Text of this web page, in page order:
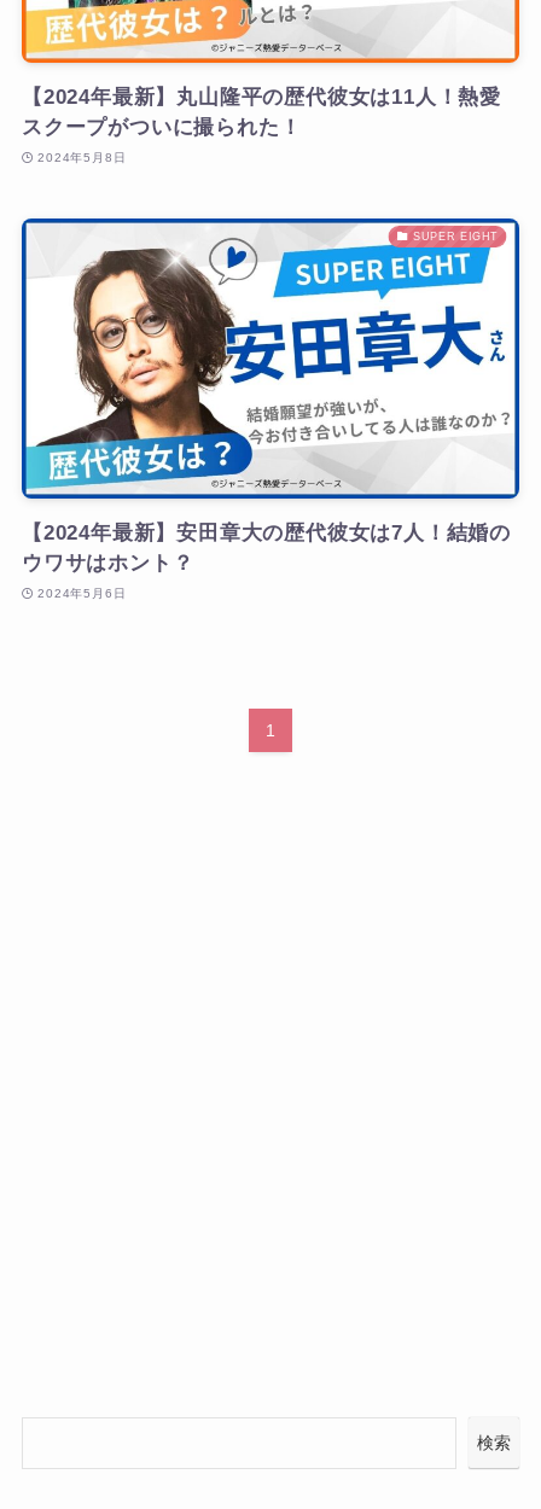
【2024年最新】丸山隆平の歴代彼女は11人！熱愛
スクープがついに撮られた！
2024年5月8日
SUPER EIGHT
【2024年最新】安田章大の歴代彼女は7人！結婚の
ウワサはホント？
2024年5月6日
1
検索